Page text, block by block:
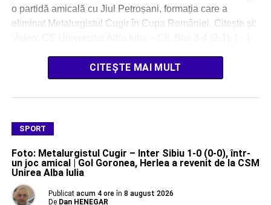
o partidă amicală cu Jiul Petroșani, formația care a
eliminat Metalurgistul Cugir în Cupa României. Citește și:
CITEȘTE MAI MULT
SPORT
Foto: Metalurgistul Cugir – Inter Sibiu 1-0 (0-0), într-
un joc amical | Gol Goronea, Herlea a revenit de la CSM
Unirea Alba Iulia
Publicat acum 4 ore în 8 august 2026
De Dan HENEGAR